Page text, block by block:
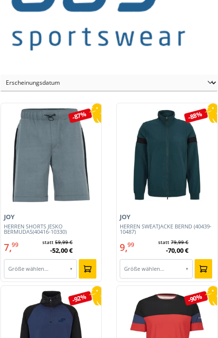
-87%
HERREN SHORTS JESKO
BERMUDAS(40416-10330)
JOY
7,99 statt59,99 €
-52,00 €
Größe wählen… ▾
-88%
HERREN SWEATJACKE BERND (40439-
10487)
JOY
9,99 statt79,99 €
-70,00 €
Größe wählen… ▾
-92% -90%